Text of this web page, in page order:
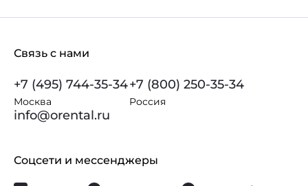
Связь с нами
+7 (495) 744-35-34
Москва
+7 (800) 250-35-34
Россия
info@orental.ru
Соцсети и мессенджеры